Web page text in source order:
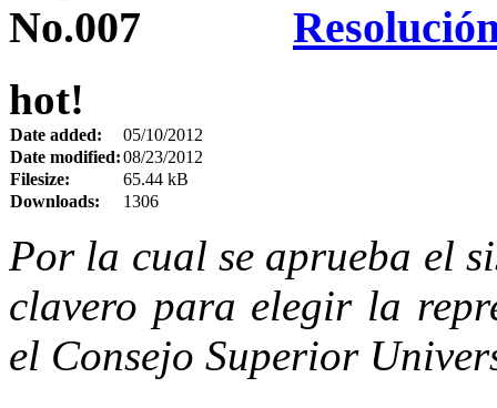
hot!
Date added:
05/10/2012
Date modified:08/23/2012
Filesize:
65.44 kB
Downloads:
1306
Por la cual se aprueba el
clavero para elegir la
el Consejo Superior